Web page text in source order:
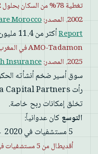
2002. المصدر:
Morocco
Reportأكثر من 11.4 مليون مستفيد مجاني بحلول 2025.
2025. المصدر:
Insurance
سوق أسير ضخم أنشأته
تخلق إمكانات ربح خاصة.
التوسعكان عدوانياً: